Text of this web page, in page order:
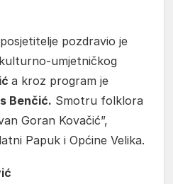
pozdravio je
umjetničkog
a kroz program je
Benčić. Smotru folklora
Goran Kovačić”,
Papuk i Općine Velika.